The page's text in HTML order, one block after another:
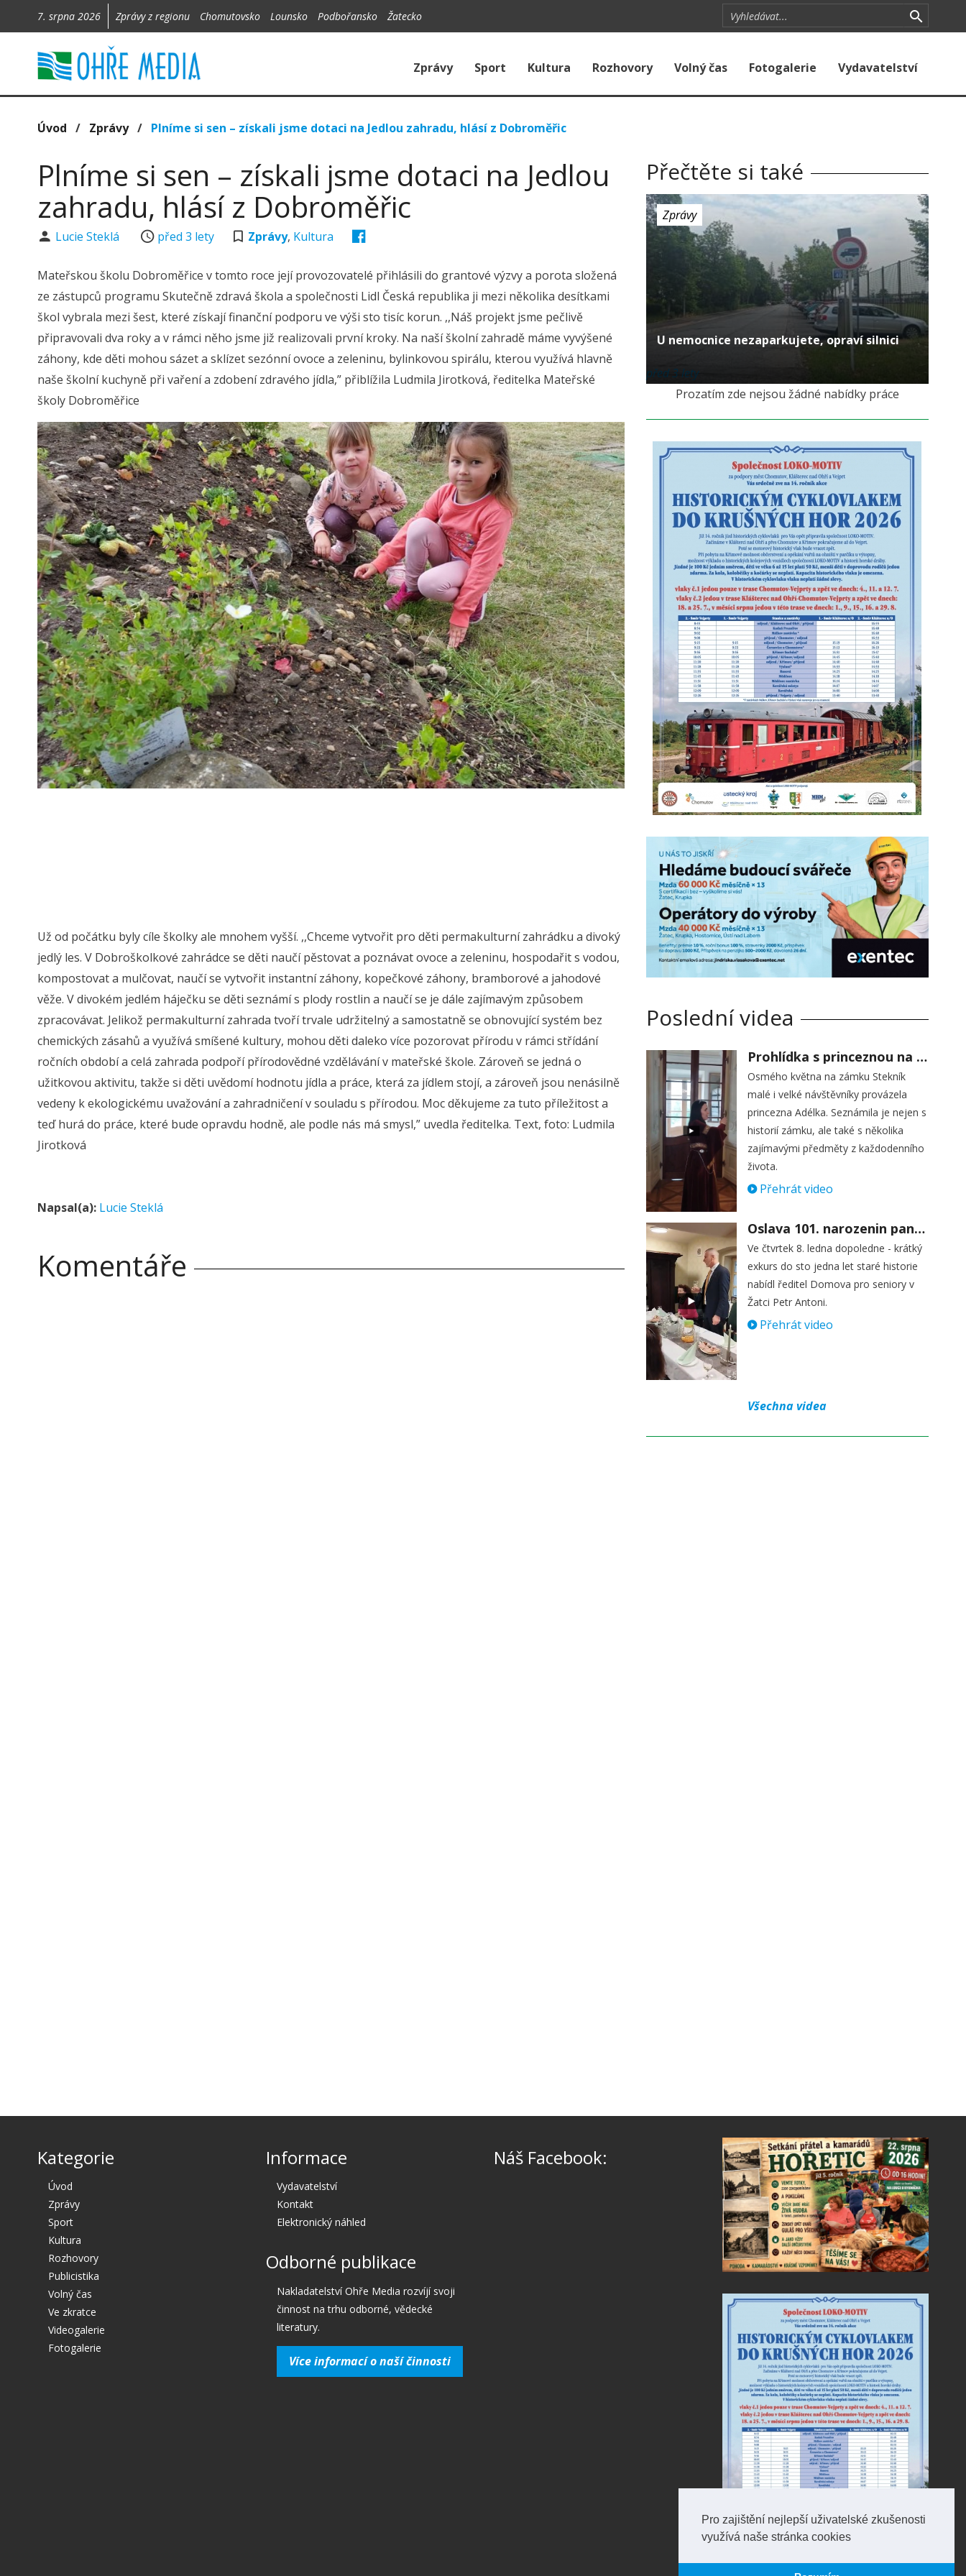
Pro zajištění nejlepší uživatelské zkušenosti
využívá naše stránka cookies
7. srpna 2026 Zprávy z regionu Chomutovsko Lounsko Podbořansko Žatecko
Zprávy Sport Kultura Rozhovory Volný čas Fotogalerie Vydavatelství
Úvod / Zprávy/ Plníme si sen – získali jsme dotaci na Jedlou zahradu, hlásí z Dobroměřic
Plníme si sen – získali jsme dotaci na Jedlou
zahradu, hlásí z Dobroměřic
Lucie Steklá před 3 lety Zprávy, Kultura
Mateřskou školu Dobroměřice v tomto roce její provozovatelé přihlásili do grantové výzvy a porota složená
ze zástupců programu Skutečně zdravá škola a společnosti Lidl Česká republika ji mezi několika desítkami
škol vybrala mezi šest, které získají finanční podporu ve výši sto tisíc korun. ,,Náš projekt jsme pečlivě
připravovali dva roky a v rámci něho jsme již realizovali první kroky. Na naší školní zahradě máme vyvýšené
záhony, kde děti mohou sázet a sklízet sezónní ovoce a zeleninu, bylinkovou spirálu, kterou využívá hlavně
naše školní kuchyně při vaření a zdobení zdravého jídla,” přiblížila Ludmila Jirotková, ředitelka Mateřské
školy Dobroměřice
Už od počátku byly cíle školky ale mnohem vyšší. ,,Chceme vytvořit pro děti permakulturní zahrádku a divoký
jedlý les. V Dobroškolkové zahrádce se děti naučí pěstovat a poznávat ovoce a zeleninu, hospodařit s vodou,
kompostovat a mulčovat, naučí se vytvořit instantní záhony, kopečkové záhony, bramborové a jahodové
věže. V divokém jedlém háječku se děti seznámí s plody rostlin a naučí se je dále zajímavým způsobem
zpracovávat. Jelikož permakulturní zahrada tvoří trvale udržitelný a samostatně se obnovující systém bez
chemických zásahů a využívá smíšené kultury, mohou děti daleko více pozorovat přírodu v rámci střídání
ročních období a celá zahrada podpoří přírodovědné vzdělávání v mateřské škole. Zároveň se jedná o
užitkovou aktivitu, takže si děti uvědomí hodnotu jídla a práce, která za jídlem stojí, a zároveň jsou nenásilně
vedeny k ekologickému uvažování a zahradničení v souladu s přírodou. Moc děkujeme za tuto příležitost a
teď hurá do práce, které bude opravdu hodně, ale podle nás má smysl,” uvedla ředitelka. Text, foto: Ludmila
Jirotková
Napsal(a): Lucie Steklá
Komentáře
Přečtěte si také
Zprávy
U nemocnice nezaparkujete, opraví silnici
před 3 lety
Prozatím zde nejsou žádné nabídky práce
Poslední videa
Prohlídka s princeznou na zámku Stekník
Osmého května na zámku Stekník
malé i velké návštěvníky provázela
princezna Adélka. Seznámila je nejen s
historií zámku, ale také s několika
zajímavými předměty z každodenního
života.
Přehrát video
Oslava 101. narozenin paní Věry Skořepové
Ve čtvrtek 8. ledna dopoledne - krátký
exkurs do sto jedna let staré historie
nabídl ředitel Domova pro seniory v
Žatci Petr Antoni.
Přehrát video
Všechna videa
Kategorie
Úvod
Zprávy
Sport
Kultura
Rozhovory
Publicistika
Volný čas
Ve zkratce
Videogalerie
Fotogalerie
Informace
Vydavatelství
Kontakt
Elektronický náhled
Odborné publikace
Nakladatelství Ohře Media rozvíjí svoji
činnost na trhu odborné, vědecké
literatury.
Více informací o naší činnosti
Náš Facebook: